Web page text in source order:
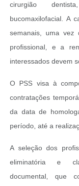
cirurgião
bucomaxilofacial. A
semanais, uma vez
profissional, e a
interessados devem
O PSS visa à
contratações
da data de
período, até a
A seleção dos
eliminatória e
documental, que